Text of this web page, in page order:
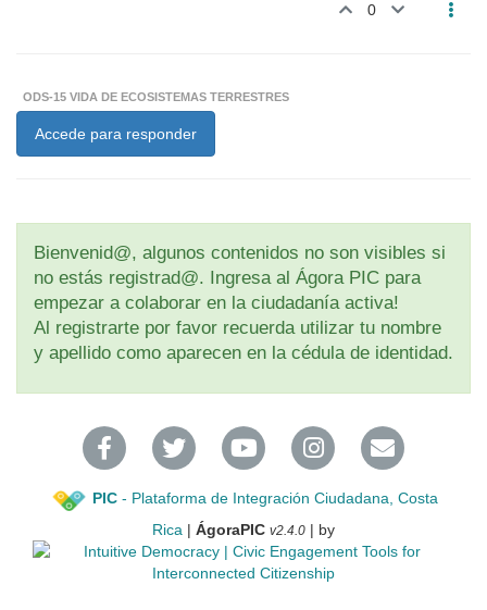
0
ODS-15 VIDA DE ECOSISTEMAS TERRESTRES
Accede para responder
Bienvenid@, algunos contenidos no son visibles si
no estás registrad@. Ingresa al Ágora PIC para
empezar a colaborar en la ciudadanía activa!
Al registrarte por favor recuerda utilizar tu nombre
y apellido como aparecen en la cédula de identidad.
PIC- Plataforma de Integración Ciudadana, Costa
Rica | ÁgoraPIC v2.4.0 | by